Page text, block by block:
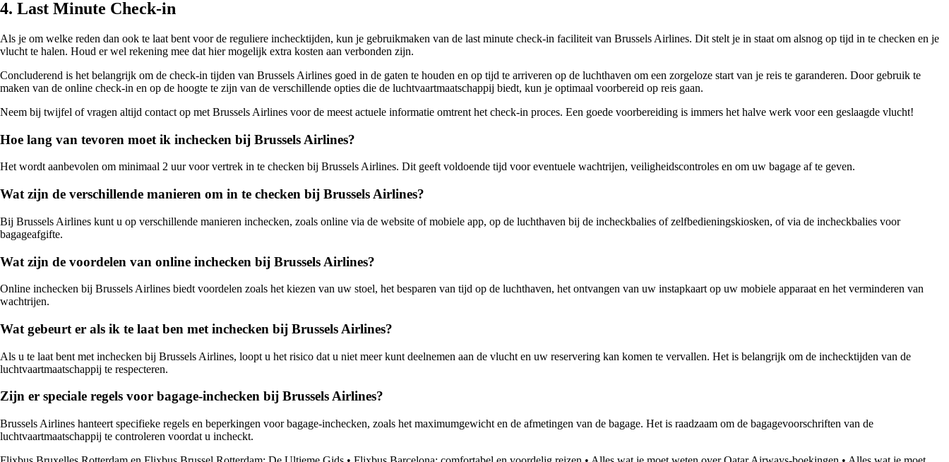
4. Last Minute Check-in
Als je om welke reden dan ook te laat bent voor de reguliere inchecktijden, kun je gebruikmaken van de last minute check-in faciliteit van Brussels Airlines. Dit stelt je in staat om alsnog op tijd in te checken en je
vlucht te halen. Houd er wel rekening mee dat hier mogelijk extra kosten aan verbonden zijn.
Concluderend is het belangrijk om de check-in tijden van Brussels Airlines goed in de gaten te houden en op tijd te arriveren op de luchthaven om een zorgeloze start van je reis te garanderen. Door gebruik te
maken van de online check-in en op de hoogte te zijn van de verschillende opties die de luchtvaartmaatschappij biedt, kun je optimaal voorbereid op reis gaan.
Neem bij twijfel of vragen altijd contact op met Brussels Airlines voor de meest actuele informatie omtrent het check-in proces. Een goede voorbereiding is immers het halve werk voor een geslaagde vlucht!
Hoe lang van tevoren moet ik inchecken bij Brussels Airlines?
Het wordt aanbevolen om minimaal 2 uur voor vertrek in te checken bij Brussels Airlines. Dit geeft voldoende tijd voor eventuele wachtrijen, veiligheidscontroles en om uw bagage af te geven.
Wat zijn de verschillende manieren om in te checken bij Brussels Airlines?
Bij Brussels Airlines kunt u op verschillende manieren inchecken, zoals online via de website of mobiele app, op de luchthaven bij de incheckbalies of zelfbedieningskiosken, of via de incheckbalies voor
bagageafgifte.
Wat zijn de voordelen van online inchecken bij Brussels Airlines?
Online inchecken bij Brussels Airlines biedt voordelen zoals het kiezen van uw stoel, het besparen van tijd op de luchthaven, het ontvangen van uw instapkaart op uw mobiele apparaat en het verminderen van
wachtrijen.
Wat gebeurt er als ik te laat ben met inchecken bij Brussels Airlines?
Als u te laat bent met inchecken bij Brussels Airlines, loopt u het risico dat u niet meer kunt deelnemen aan de vlucht en uw reservering kan komen te vervallen. Het is belangrijk om de inchecktijden van de
luchtvaartmaatschappij te respecteren.
Zijn er speciale regels voor bagage-inchecken bij Brussels Airlines?
Brussels Airlines hanteert specifieke regels en beperkingen voor bagage-inchecken, zoals het maximumgewicht en de afmetingen van de bagage. Het is raadzaam om de bagagevoorschriften van de
luchtvaartmaatschappij te controleren voordat u incheckt.